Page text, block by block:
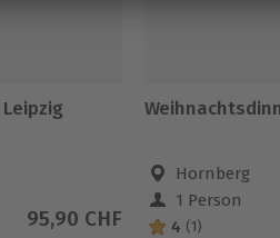
95,90 CHF
Hornberg
1 Person
4 (1)